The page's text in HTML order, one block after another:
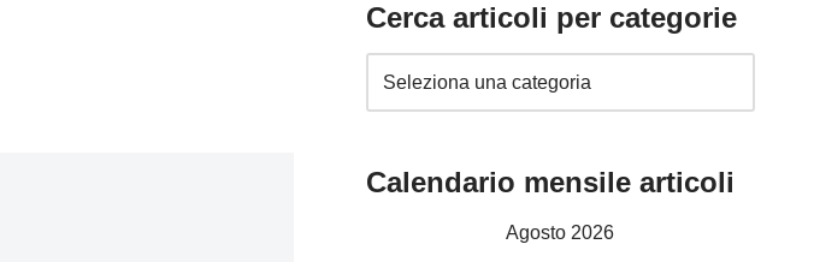
Cerca articoli per categorie
Calendario mensile articoli
Agosto 2026